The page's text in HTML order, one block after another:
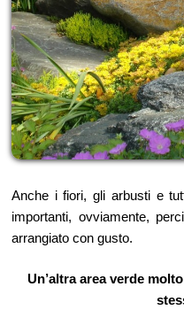
Anche i fiori, gli arbusti e
importanti, ovviamente,
arrangiato con gusto.
Un’altra area verde